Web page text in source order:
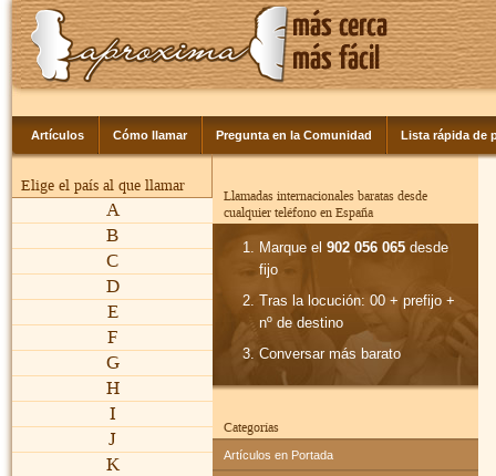
Artículos Cómo llamar Pregunta en la Comunidad Lista rápida de
Elige el país al que llamar
A
B
C
D
E
F
G
H
I
J
K
Llamadas internacionales baratas desde
cualquier teléfono en España
Marque el902 056 065 desde
fijo
Tras la locución: 00 + prefijo +
nº de destino
Conversar más barato
Categorías
Artículos en Portada